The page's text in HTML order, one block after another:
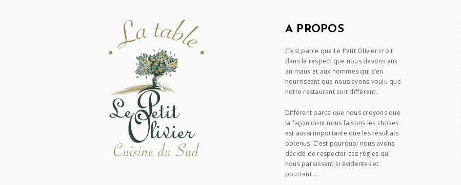
A PROPOS
C’est parce que Le Petit Olivier croit
dans le respect que nous devons aux
animaux et aux hommes qui s’en
nourrissent que nous avons voulu que
notre restaurant soit différent.
Différent parce que nous croyons que
la façon dont nous faisons les choses
est aussi importante que les résultats
obtenus. C’est pourquoi nous avons
décidé de respecter ces règles qui
nous paraissent si évidentes et
pourtant …